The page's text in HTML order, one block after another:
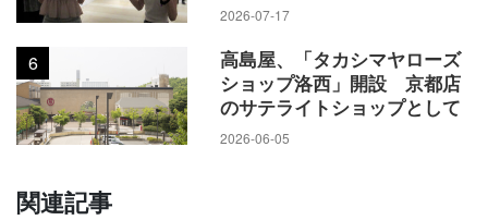
2026-07-17
6
高島屋、「タカシマヤローズ
ショップ洛西」開設 京都店
のサテライトショップとして
2026-06-05
関連記事